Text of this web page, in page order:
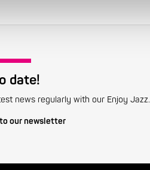
date!
news regularly with our Enjoy Jazz.
our newsletter